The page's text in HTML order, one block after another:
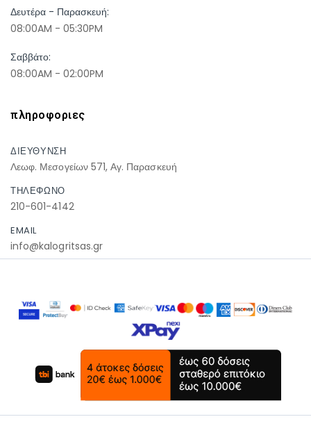
Δευτέρα - Παρασκευή:
08:00AM - 05:30PM
Σαββάτο:
08:00AM - 02:00PM
πληροφοριες
ΔΙΕΥΘΥΝΣΗ
Λεωφ. Μεσογείων 571, Αγ. Παρασκευή
ΤΗΛΕΦΩΝΟ
210-601-4142
EMAIL
info@kalogritsas.gr